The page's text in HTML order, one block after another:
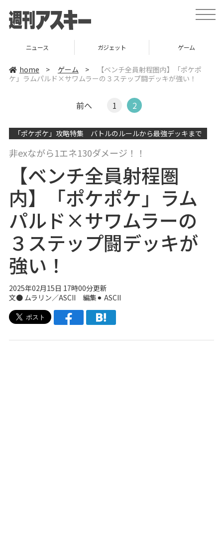
t
o
ニュース ガジェット ゲーム
home > ゲーム >
【ベンチ全員射程圏内】「ポケポ
ケ」ラムパルド×サワムラーの３ステップ闘デッキが強い！
前へ 1 2
「ポケポケ」攻略特集 バトルのルールから最強デッキまで
非exながら1エネ130ダメージ！！
【ベンチ全員射程圏
内】「ポケポケ」ラム
パルド×サワムラーの
３ステップ闘デッキが
強い！
2025年02月15日 17時00分更新
文● ムラリン／ASCII 編集⚫︎ ASCII